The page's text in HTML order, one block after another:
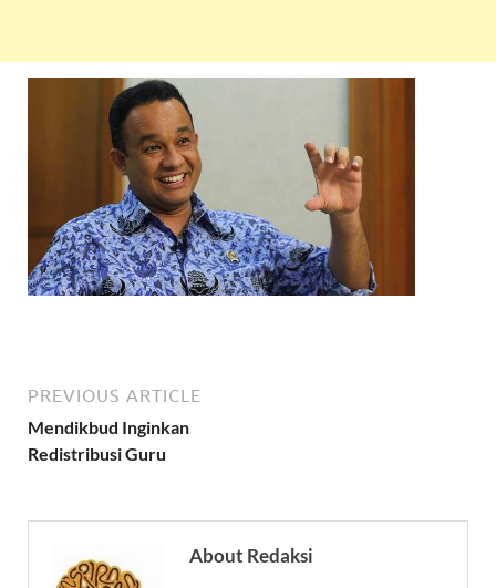
PREVIOUS ARTICLE
Mendikbud Inginkan
Redistribusi Guru
About Redaksi